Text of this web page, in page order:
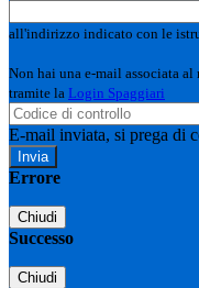
all'indirizzo indicato con le
Non hai una e-mail associata
tramite la Login Spaggiari
E-mail inviata, si prega di
Errore
Chiudi
Successo
Chiudi